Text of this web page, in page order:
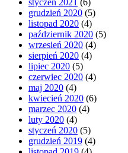
styczeń 2021 (6)
grudzień 2020 (5)
listopad 2020 (4)
październik 2020 (5)
wrzesień 2020 (4)
sierpień 2020 (4)
lipiec 2020 (5)
czerwiec 2020 (4)
maj 2020 (4)
kwiecień 2020 (6)
marzec 2020 (4)
luty 2020 (4)
styczeń 2020 (5)
grudzień 2019 (4)